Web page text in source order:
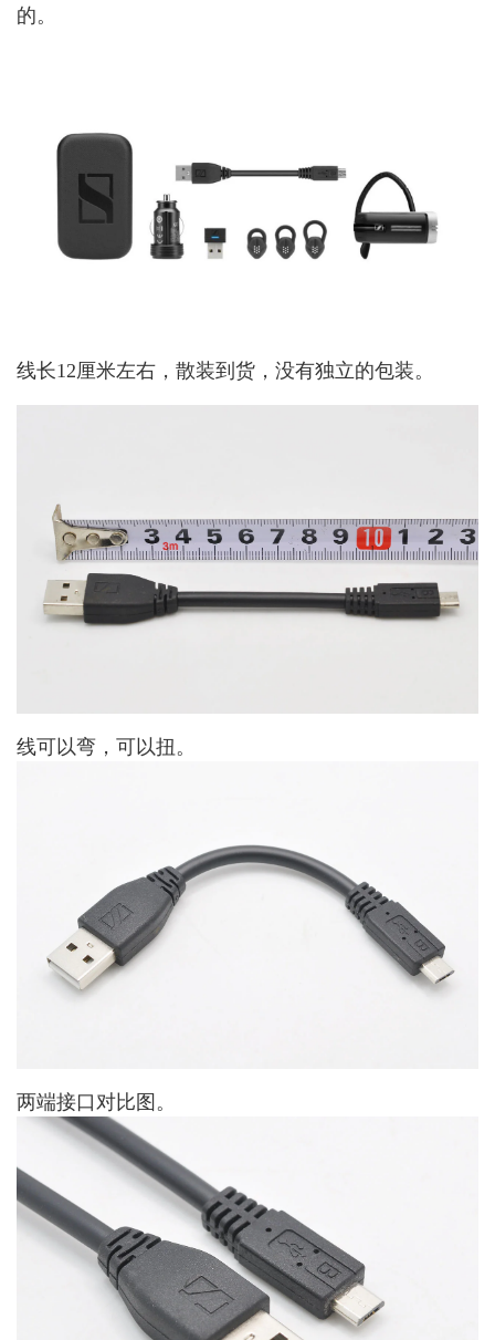
的。
线长12厘米左右，散装到货，没有独立的包装。
线可以弯，可以扭。
两端接口对比图。